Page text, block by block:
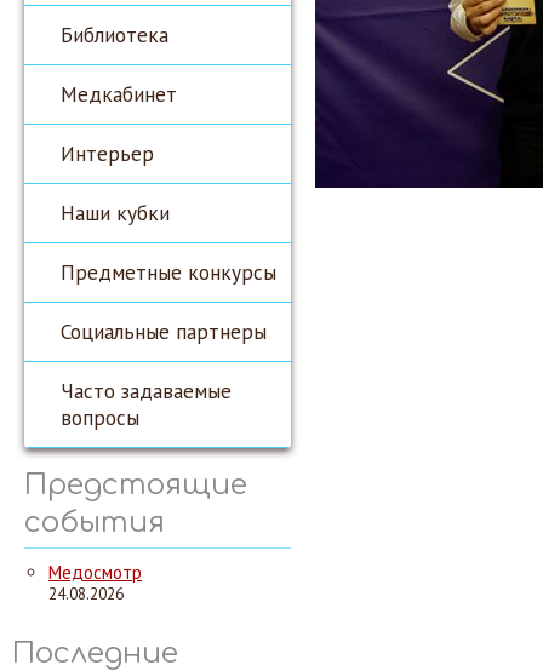
Библиотека
Медкабинет
Интерьер
Наши кубки
Предметные конкурсы
Социальные партнеры
Часто задаваемые
вопросы
Предстоящие
события
Медосмотр
24.08.2026
Последние